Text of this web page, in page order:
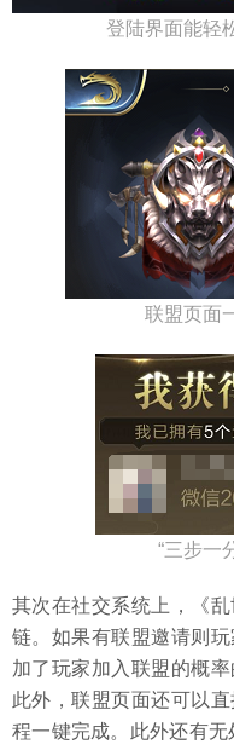
登陆界面能轻
联盟页面
“三步一
其次在社交系统上，《
链。如果有联盟邀请则
加了玩家加入联盟的概
此外，联盟页面还可以
程一键完成。此外还有无